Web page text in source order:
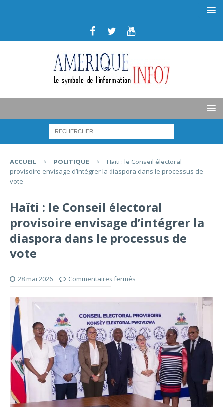
ACCUEIL POLITIQUE
Haïti : le Conseil électoral
provisoire envisage d’intégrer la diaspora dans le processus de
vote
Haïti : le Conseil électoral
provisoire envisage d’intégrer la
diaspora dans le processus de
vote
28 mai 2026 Commentaires fermés